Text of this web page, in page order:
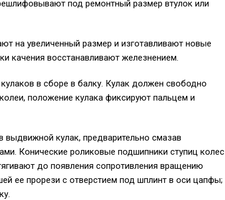
под ремонтный размер втулок или
на увеличенный размер и изготавливают новые
качения восстанавливают железнением.
в сборе в балку. Кулак должен свободно
положение кулака фиксируют пальцем и
кулак, предварительно смазав
Конические роликовые подшипники ступиц колес
до появления сопротивления вращению
ее прорези с отверстием под шплинт в оси цапфы;